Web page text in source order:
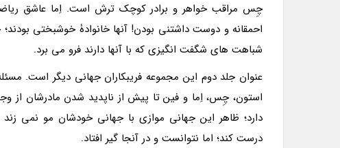
چِس مراقب خواهر و برادر کوچک ترش است. اِما عاشق
احمقانه و دوست داشتنی بودن! آنها خانوادۀ خوشبختی
شباهت های شگفت انگیزی که با آنها دارند فرو می برد.
عنوان جلد دوم این مجموعه فریبکاران جهانی دیگر است.
استون، چِس، اِما و فین تا پیش از ناپدید شدن مادرشان
دارد؛ ظاهر این جهانی موازی با جهانی خودشان مو نمی
درست کند؛ اما نتوانست و در آنجا گیر افتاد.